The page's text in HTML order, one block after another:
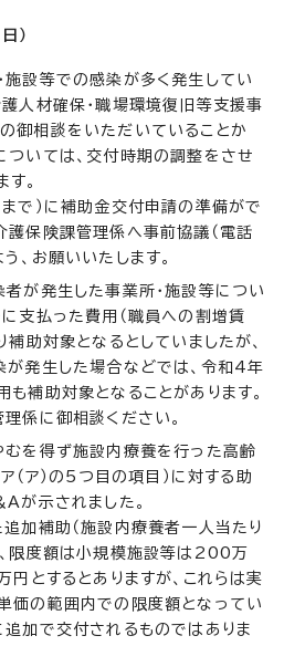
）
設等での感染が多く発生してい
護人材確保・職場環境復旧等支援事
御相談をいただいていることか
ついては、交付時期の調整をさせ
。
で）に補助金交付申請の準備がで
護保険課管理係へ事前協議（電話
、お願いいたします。
が発生した事業所・施設等につい
支払った費用（職員への割増賃
補助対象となるとしていましたが、
発生した場合などでは、令和4年
補助対象となることがあります。
係に御相談ください。
むを得ず施設内療養を行った高齢
（ア）の5つ目の項目）に対する助
が示されました。
加補助（施設内療養者一人当たり
限度額は小規模施設等は200万
とするとありますが、これらは実
価の範囲内での限度額となってい
追加で交付されるものではありま